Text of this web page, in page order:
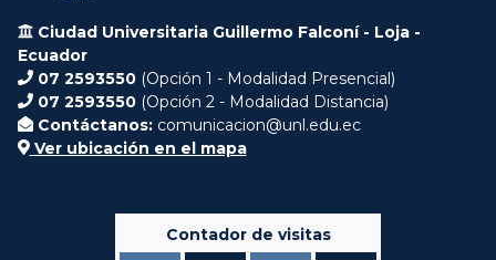
Ciudad Universitaria Guillermo Falconí - Loja -
Ecuador
07 2593550 (Opción 1 - Modalidad Presencial)
07 2593550 (Opción 2 - Modalidad Distancia)
Contáctanos: comunicacion@unl.edu.ec
Ver ubicación en el mapa
Contador de visitas